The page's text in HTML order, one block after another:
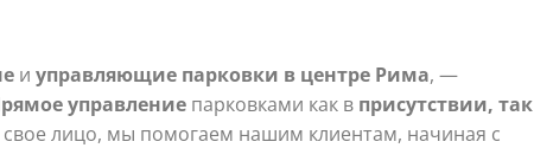
и управляющие парковки в центре Рима, —
управлениепарковками как в присутствии, так
лицо, мы помогаем нашим клиентам, начиная с